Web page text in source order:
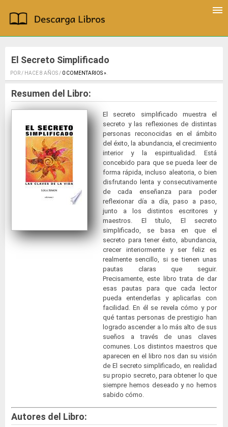
El Secreto Simplificado
POR / HACE 8 AÑOS / 0 COMENTARIOS ».
Resumen del Libro:
El secreto simplificado muestra el
secreto y las reflexiones de distintas
personas reconocidas en el ámbito
del éxito, la abundancia, el crecimiento
interior y la espiritualidad. Está
concebido para que se pueda leer de
forma rápida, incluso aleatoria, o bien
disfrutando lenta y consecutivamente
de cada enseñanza para poder
reflexionar día a día, paso a paso,
junto a los distintos escritores y
maestros. El título, El secreto
simplificado, se basa en que el
secreto para tener éxito, abundancia,
crecer interiormente y ser feliz es
realmente sencillo, si se tienen unas
pautas claras que seguir.
Precisamente, este libro trata de dar
esas pautas para que cada lector
pueda entenderlas y aplicarlas con
facilidad. En él se revela cómo y por
qué tantas personas de prestigio han
logrado ascender a lo más alto de sus
sueños a través de unas claves
comunes. Los distintos maestros que
aparecen en el libro nos dan su visión
de El secreto simplificado, en realidad
su propio secreto, para obtener lo que
siempre hemos deseado y no hemos
sabido cómo.
Autores del Libro: